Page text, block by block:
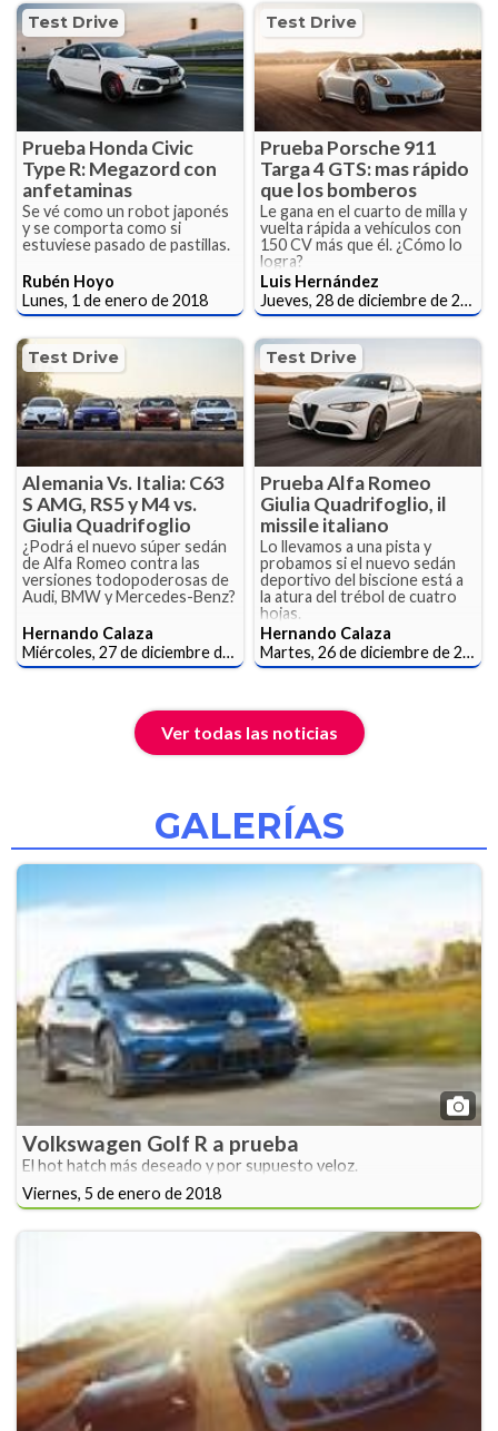
Test Drive
Prueba Honda Civic
Type R: Megazord con
anfetaminas
Se vé como un robot japonés
y se comporta como si
estuviese pasado de pastillas.
Rubén Hoyo
Lunes, 1 de enero de 2018
Test Drive
Prueba Porsche 911
Targa 4 GTS: mas rápido
que los bomberos
Le gana en el cuarto de milla y
vuelta rápida a vehículos con
150 CV más que él. ¿Cómo lo
logra?
Luis Hernández
Jueves, 28 de diciembre de 2017
Test Drive
Alemania Vs. Italia: C63
S AMG, RS5 y M4 vs.
Giulia Quadrifoglio
¿Podrá el nuevo súper sedán
de Alfa Romeo contra las
versiones todopoderosas de
Audi, BMW y Mercedes-Benz?
Hernando Calaza
Miércoles, 27 de diciembre de 2017
Test Drive
Prueba Alfa Romeo
Giulia Quadrifoglio, il
missile italiano
Lo llevamos a una pista y
probamos si el nuevo sedán
deportivo del biscione está a
la atura del trébol de cuatro
hojas.
Hernando Calaza
Martes, 26 de diciembre de 2017
Ver todas las noticias
GALERÍAS
Volkswagen Golf R a prueba
El hot hatch más deseado y por supuesto veloz.
Viernes, 5 de enero de 2018